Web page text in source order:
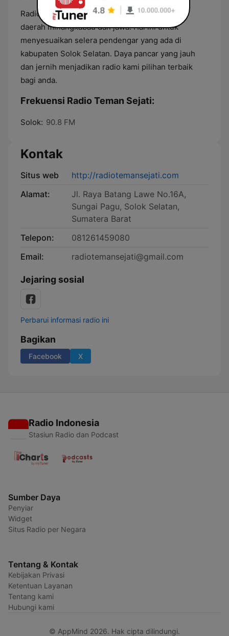
Radio Teman Sejati memiliki genre lagu-lagu
daerah minangkabau dan jawa. Hal ini untuk
menyesuaikan selera pendengar yang ada di
kabupaten Solok Selatan. Daya pancar yang jauh
dan jernih menjadikan radio kami pilihan terbaik
bagi anda.
Frekuensi Radio Teman Sejati:
Solok: 90.8 FM
Kontak
Situs web
http://radiotemansejati.com
Alamat:
Jl. Raya Batang Lawe No.16A,
Sungai Pagu, Solok Selatan,
Sumatera Barat
Telepon:
081261459080
Email:
radiotemansejati@gmail.com
Jejaring sosial
Perbarui informasi radio ini
Bagikan
Facebook X
Radio Indonesia
Stasiun Radio dan Podcast
Sumber Daya
Penyiar
Widget
Situs Radio per Negara
Tentang & Kontak
Kebijakan Privasi
Ketentuan Layanan
Tentang kami
Hubungi kami
© AppMind 2026. Hak cipta dilindungi.